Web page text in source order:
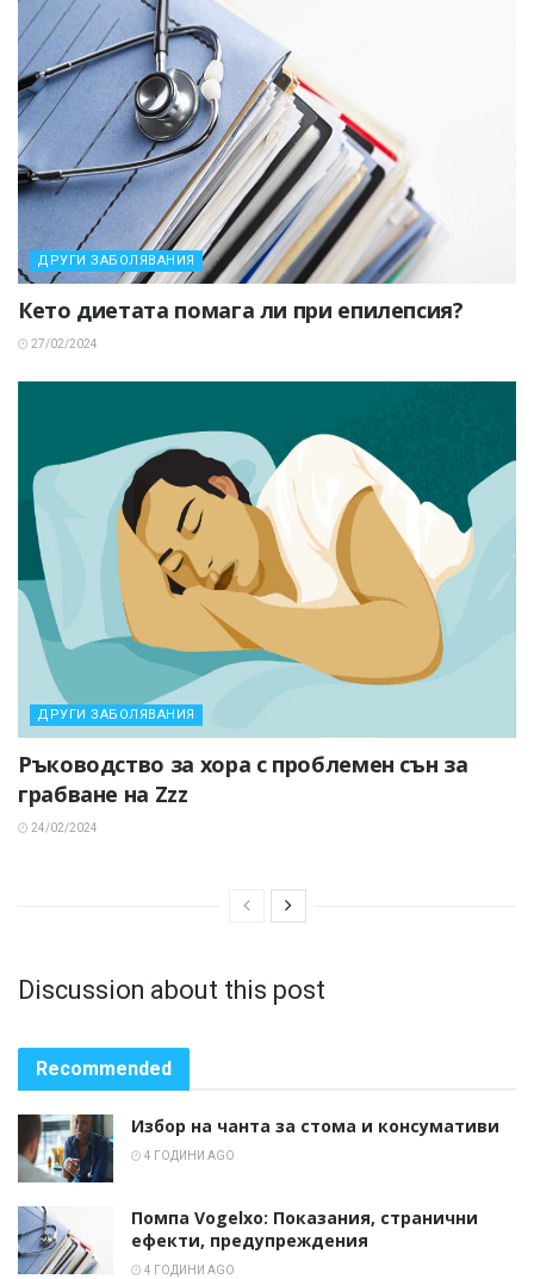
ДРУГИ ЗАБОЛЯВАНИЯ
Кето диетата помага ли при епилепсия?
27/02/2024
ДРУГИ ЗАБОЛЯВАНИЯ
Ръководство за хора с проблемен сън за
грабване на Zzz
24/02/2024
Discussion about this post
Recommended
Избор на чанта за стома и консумативи
4 ГОДИНИ AGO
Помпа Vogelxo: Показания, странични
ефекти, предупреждения
4 ГОДИНИ AGO